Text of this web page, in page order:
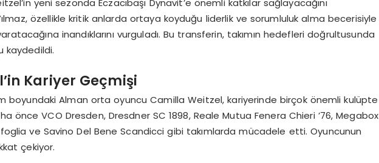
yeni sezonda Eczacıbaşı Dynavit’e önemli katkılar sağlayacağını
özellikle kritik anlarda ortaya koyduğu liderlik ve sorumluluk alma becerisiyle
inandıklarını vurguladı. Bu transferin, takımın hedefleri doğrultusunda
kaydedildi.
Kariyer Geçmişi
boyundaki Alman orta oyuncu Camilla Weitzel, kariyerinde birçok önemli kulüpte
önce VCO Dresden, Dresdner SC 1898, Reale Mutua Fenera Chieri ’76, Megabox
ve Savino Del Bene Scandicci gibi takımlarda mücadele etti. Oyuncunun
çekiyor.